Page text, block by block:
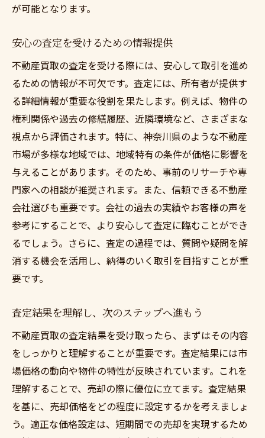
が可能となります。
安心の査定を受けるための情報提供
不動産買取の査定を受ける際には、安心して取引を進め
るための情報が不可欠です。査定には、所有者が提供す
る詳細情報が重要な役割を果たします。例えば、物件の
権利関係や過去の修繕履歴、近隣環境など、さまざまな
視点から評価されます。特に、神奈川県のような不動産
市場が多様な地域では、地域特有の条件が価格に影響を
与えることがあります。そのため、事前のリサーチや専
門家への相談が推奨されます。また、信頼できる不動産
会社選びも重要です。会社の過去の実績やお客様の声を
参考にすることで、より安心して査定に臨むことができ
るでしょう。さらに、査定の過程では、質問や疑問を解
消する機会を活用し、納得のいく取引を目指すことが重
要です。
査定結果を理解し、次のステップへ進もう
不動産買取の査定結果を受け取ったら、まずはその内容
をしっかりと理解することが重要です。査定結果には市
場価格の動向や物件の特性が反映されています。これを
理解することで、売却の際に優位に立てます。査定結果
を基に、売却価格をどの程度に設定するかを考えましょ
う。適正な価格設定は、短期間での売却を実現するため